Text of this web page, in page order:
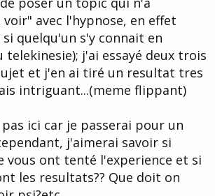
avec l'hypnose, en effet
quelqu'un s'y connait en
telekinesie); j'ai essayé deux trois
et j'en ai tiré un resultat tres
intriguant...(meme flippant)
ici car je passerai pour un
j'aimerai savoir si
vous ont tenté l'experience et si
les resultats?? Que doit on